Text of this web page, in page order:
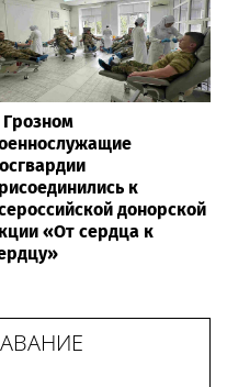
Грозном
к
донорской
«От сердца к